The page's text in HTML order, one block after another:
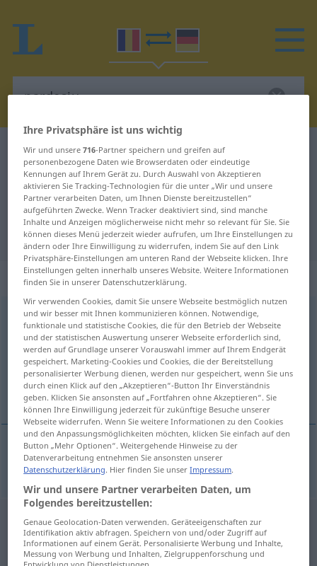
Rumänisch-Deutsch Wörterbuch pardesiu
Rumänisch-Deutsch Übersetzung
für "pardesiu"
"pardesiu" Deutsch Übersetzung
„pardesiu“: neutru
pardesiu n
Übersicht aller Übersetzungen
(Für mehr Details die Übersetzung anklicken/antippen)
leichter Mantel
(leichter)Mantelm pardesiu
Ihre Privatsphäre ist uns wichtig
Wir und unsere716-Partner speichern und greifen auf
personenbezogene Daten wie Browserdaten oder eindeutige
Kennungen auf Ihrem Gerät zu. Durch Auswahl von Akzeptieren
aktivieren Sie Tracking-Technologien für die unter „Wir und unsere
Partner verarbeiten Daten, um Ihnen Dienste bereitzustellen“
aufgeführten Zwecke. Wenn Tracker deaktiviert sind, sind manche
Inhalte und Anzeigen möglicherweise nicht mehr so relevant für Sie. Sie
können dieses Menü jederzeit wieder aufrufen, um Ihre Einstellungen zu
ändern oder Ihre Einwilligung zu widerrufen, indem Sie auf den Link
Privatsphäre-Einstellungen am unteren Rand der Webseite klicken. Ihre
Einstellungen gelten innerhalb unseres Website. Weitere Informationen
finden Sie in unserer Datenschutzerklärung.
Wir verwenden Cookies, damit Sie unsere Webseite bestmöglich nutzen
und wir besser mit Ihnen kommunizieren können. Notwendige,
funktionale und statistische Cookies, die für den Betrieb der Webseite
und der statistischen Auswertung unserer Webseite erforderlich sind,
werden auf Grundlage unserer Vorauswahl immer auf Ihrem Endgerät
gespeichert. Marketing-Cookies und Cookies, die der Bereitstellung
personalisierter Werbung dienen, werden nur gespeichert, wenn Sie uns
durch einen Klick auf den „Akzeptieren“-Button Ihr Einverständnis
geben. Klicken Sie ansonsten auf „Fortfahren ohne Akzeptieren“. Sie
können Ihre Einwilligung jederzeit für zukünftige Besuche unserer
Webseite widerrufen. Wenn Sie weitere Informationen zu den Cookies
und den Anpassungsmöglichkeiten möchten, klicken Sie einfach auf den
Button „Mehr Optionen“. Weitergehende Hinweise zu der
Datenverarbeitung entnehmen Sie ansonsten unserer
Datenschutzerklärung. Hier finden Sie unserImpressum.
Wir und unsere Partner verarbeiten Daten, um
Folgendes bereitzustellen:
Genaue Geolocation-Daten verwenden. Geräteeigenschaften zur
Identifikation aktiv abfragen. Speichern von und/oder Zugriff auf
Informationen auf einem Gerät. Personalisierte Werbung und Inhalte,
Messung von Werbung und Inhalten, Zielgruppenforschung und
Entwicklung von Dienstleistungen.